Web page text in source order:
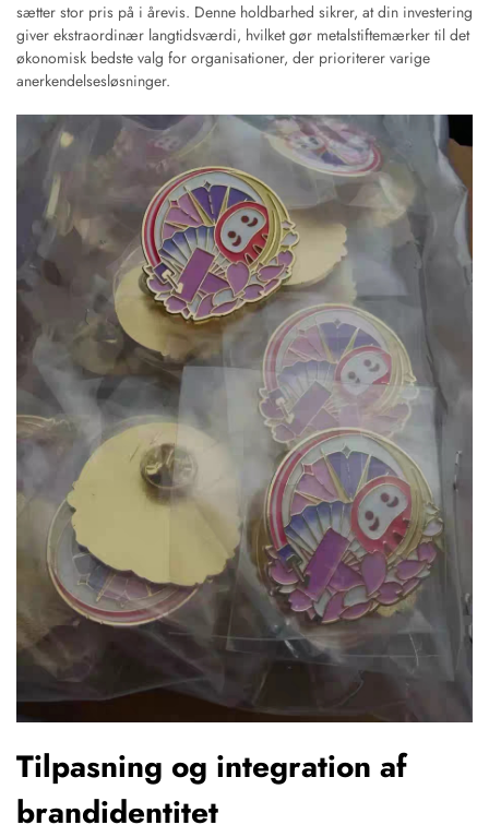
sætter stor pris på i årevis. Denne holdbarhed sikrer, at din investering
giver ekstraordinær langtidsværdi, hvilket gør metalstiftemærker til det
økonomisk bedste valg for organisationer, der prioriterer varige
anerkendelsesløsninger.
Tilpasning og integration af
brandidentitet